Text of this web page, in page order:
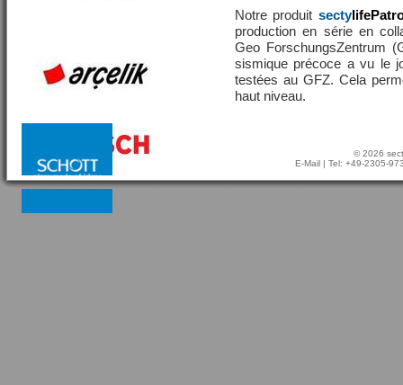
Notre produit secty
production en série en
Geo ForschungsZentrum
sismique précoce a vu le
testées au GFZ. Cela
haut niveau.
© 2026
E-Mail | Tel: +49-2305-